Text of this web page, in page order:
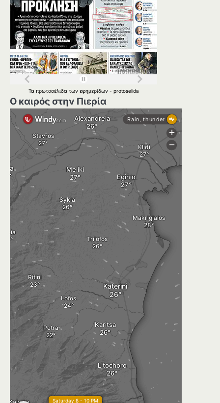
Τα πρωτοσέλιδα των εφημερίδων - protoselida
Ο καιρός στην Πιερία